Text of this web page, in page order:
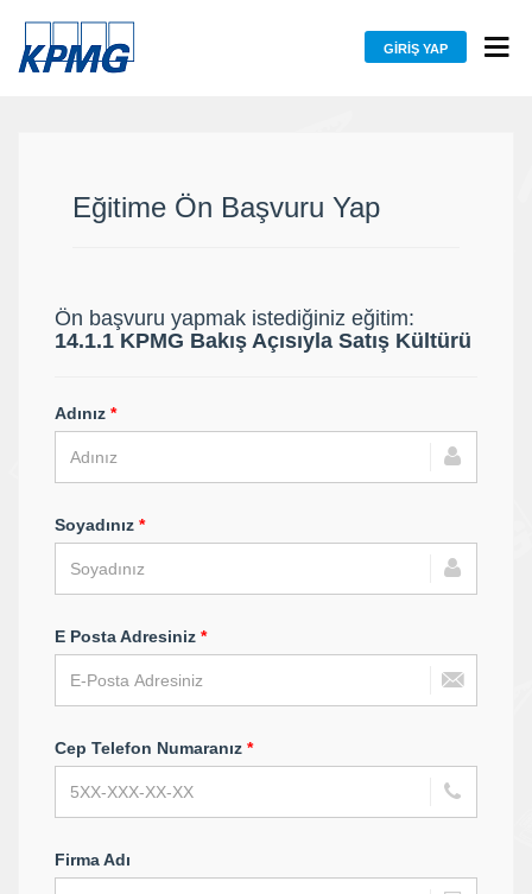
GIRIŞ YAP
Eğitime Ön Başvuru Yap
Ön başvuru yapmak istediğiniz eğitim:
14.1.1 KPMG Bakış Açısıyla Satış Kültürü
Adınız *
Soyadınız *
E Posta Adresiniz *
Cep Telefon Numaranız *
Firma Adı